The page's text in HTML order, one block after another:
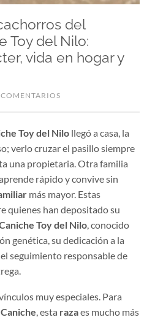
del
Toy del Nilo:
vida en hogar y
Toy del Nilollegó a casa, la
verlo cruzar el pasillo siempre
una propietaria. Otra familia
rápido y convive sin
más mayor. Estas
quienes han depositado su
Toy del Nilo, conocido
genética, su dedicación a la
seguimiento responsable de
muy especiales. Para
Caniche , esta razaes mucho más